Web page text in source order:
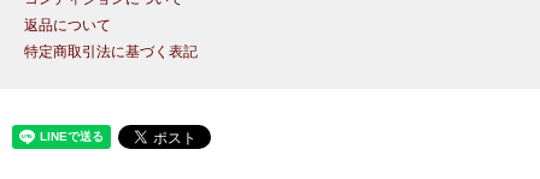
返品について
特定商取引法に基づく表記